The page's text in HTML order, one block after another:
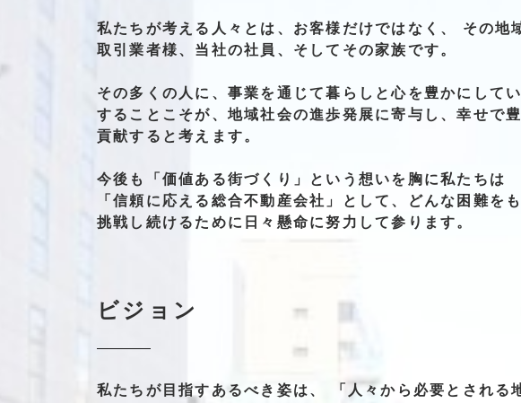
私たちが考える 人々とは、 お客様 だけではなく、 その地
取引業者様、 当社の社員、 そして その家族です。
その多くの人に、 事業を通じて暮らしと心を豊かに して
する ことこそが、 地域社会の進歩発展に寄与し、幸せで
貢献すると考えます。
今後も 「価値ある街づくり」 という想いを 胸に私たちは
「信頼に応える総合不動産会社」
として、 どんな困難を
挑戦し続ける ために 日々懸命に努力して参ります。
ビジョン
私たちが 目指す あるべき 姿は、
「人々から必要とされる